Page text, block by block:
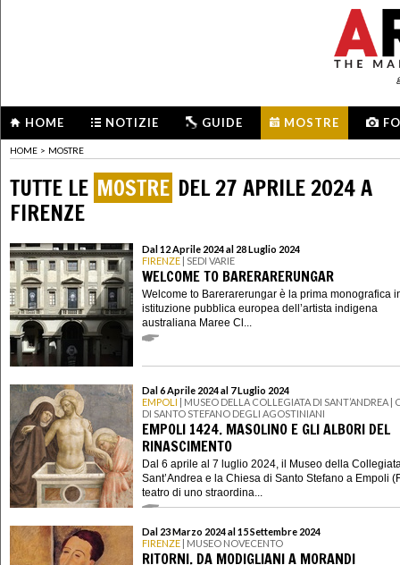
HOME NOTIZIE GUIDE MOSTRE
HOME > MOSTRE
TUTTE LE MOSTRE DEL 27 APRILE 2024 A
FIRENZE
Dal 12 Aprile 2024 al 28 Luglio 2024
FIRENZE | SEDI VARIE
WELCOME TO BARERARERUNGAR
Welcome to Barerarerungar è la prima monografica
istituzione pubblica europea dell’artista indigena
australiana Maree Cl...
Dal 6 Aprile 2024 al 7 Luglio 2024
EMPOLI | MUSEO DELLA COLLEGIATA DI SANT’ANDREA |
DI SANTO STEFANO DEGLI AGOSTINIANI
EMPOLI 1424. MASOLINO E GLI ALBORI DEL
RINASCIMENTO
Dal 6 aprile al 7 luglio 2024, il Museo della
Sant’Andrea e la Chiesa di Santo Stefano a Empoli
teatro di uno straordina...
Dal 23 Marzo 2024 al 15 Settembre 2024
FIRENZE | MUSEO NOVECENTO
RITORNI. DA MODIGLIANI A MORANDI